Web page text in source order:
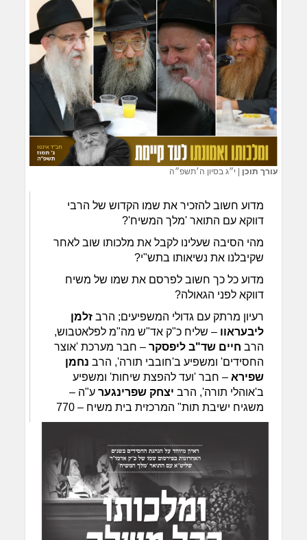
עורך תוכן | י״ג בסיון ה׳תשפ״ה
מדוע חשוב להזכיר את שמו הקדוש של הרבי
דווקא עם התואר 'מלך המשיח'?
מהי הסיבה שעלינו לקבל את מלכותו שוב לאחר
שקיבלנו את נשיאותו בתש"י?
מדוע כל כך חשוב לפרסם את שמו של משיח
דווקא לפני הגאולה?
רעיון מרתק עם גדולי המשפיעים; הרבזלמן
ליבעראוו – שליח כ"ק אד"ש מה"מ לפלאטבוש,
הרב חיים שד"ב ליפסקר – חבר מערכת 'אוצר
החסידים' ומשפיע ב'חובבי תורה', הרב נחמן
שפירא – חבר 'ועד להפצת שיחות' ומשפיע
ב'אוהלי תורה', הרב יצחק שפרינגער ע"ה –
משגיח ישיבת תות" המרכזית בית משיח – 770